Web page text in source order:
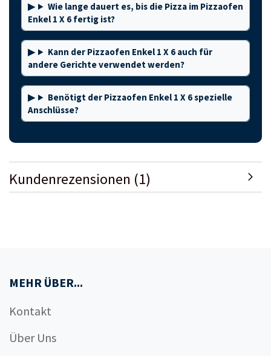
Wie lange dauert es, bis die Pizza im Pizzaofen
Enkel 1 X 6 fertig ist?
Kann der Pizzaofen Enkel 1 X 6 auch für
andere Gerichte verwendet werden?
Benötigt der Pizzaofen Enkel 1 X 6 spezielle
Anschlüsse?
Kundenrezensionen (1)
MEHR ÜBER...
Kontakt
Über Uns